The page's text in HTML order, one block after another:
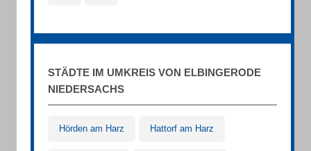
STÄDTE IM UMKREIS VON ELBINGERODE
NIEDERSACHS
Hörden am Harz Hattorf am Harz